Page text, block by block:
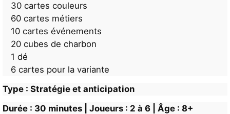
30 cartes couleurs
60 cartes métiers
10 cartes événements
20 cubes de charbon
1 dé
6 cartes pour la variante
Type : Stratégie et anticipation
Durée : 30 minutes | Joueurs : 2 à 6 | Âge : 8+